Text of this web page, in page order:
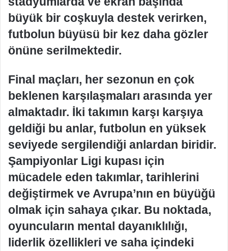
büyük bir coşkuyla destek verirken,
futbolun büyüsü bir kez daha gözler
önüne serilmektedir.
Final maçları, her sezonun en çok
beklenen karşılaşmaları arasında yer
almaktadır. İki takımın karşı karşıya
geldiği bu anlar, futbolun en yüksek
seviyede sergilendiği anlardan biridir.
Şampiyonlar Ligi kupası için
mücadele eden takımlar, tarihlerini
değiştirmek ve Avrupa’nın en büyüğü
olmak için sahaya çıkar. Bu noktada,
oyuncuların mental dayanıklılığı,
liderlik özellikleri ve saha içindeki